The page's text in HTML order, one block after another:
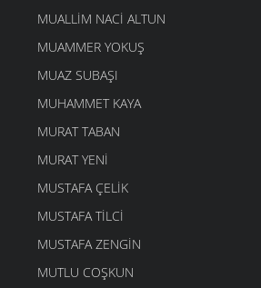
MUALLIM NACI ALTUN
MUAMMER YOKUŞ
MUAZ SUBAŞI
MUHAMMET KAYA
MURAT TABAN
MURAT YENI
MUSTAFA ÇELIK
MUSTAFA TILCI
MUSTAFA ZENGIN
MUTLU COŞKUN